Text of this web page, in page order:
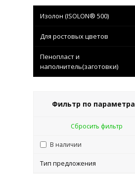
Изолон (ISOLON® 500)
Для ростовых цветов
Пенопласт и
наполнитель(заготовки)
Фильтр по
Сбросить фильтр
В наличии
Тип предложения